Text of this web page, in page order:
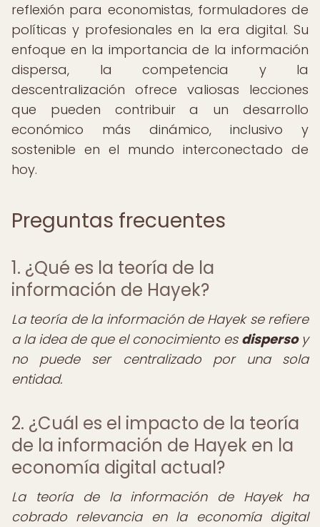
reflexión para economistas, formuladores de
políticas y profesionales en la era digital. Su
enfoque en la importancia de la información
dispersa, la competencia y la
descentralización ofrece valiosas lecciones
que pueden contribuir a un desarrollo
económico más dinámico, inclusivo y
sostenible en el mundo interconectado de
hoy.
Preguntas frecuentes
1. ¿Qué es la teoría de la
información de Hayek?
La teoría de la información de Hayek se refiere
a la idea de que el conocimiento es dispersoy
no puede ser centralizado por una sola
entidad.
2. ¿Cuál es el impacto de la teoría
de la información de Hayek en la
economía digital actual?
La teoría de la información de Hayek ha
cobrado relevancia en la economía digital